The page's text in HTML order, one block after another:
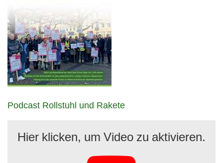
Podcast Rollstuhl und Rakete
Hier klicken, um Video zu aktivieren.